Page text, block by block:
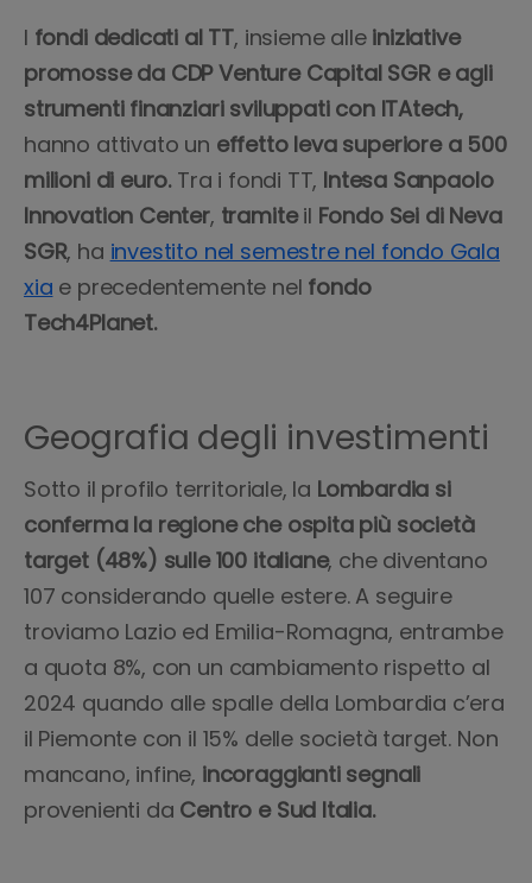
I fondi dedicati al TT, insieme alleiniziative
promosse da CDP Venture Capital SGR e agli
strumenti finanziari sviluppati con ITAtech,
hanno attivato un effetto leva superiore a 500
milioni di euro.Tra i fondi TT, Intesa Sanpaolo
Innovation Center, tramiteil Fondo Sei di Neva
SGR, ha investito nel semestre nel fondo Gala
xia e precedentemente nel fondo
Tech4Planet.
Geografia degli investimenti
Sotto il profilo territoriale, la Lombardia si
conferma la regione che ospita più società
target (48%) sulle 100 italiane, che diventano
107 considerando quelle estere. A seguire
troviamo Lazio ed Emilia-Romagna, entrambe
a quota 8%, con un cambiamento rispetto al
2024 quando alle spalle della Lombardia c’era
il Piemonte con il 15% delle società target. Non
mancano, infine, incoraggianti segnali
provenienti da Centro e Sud Italia.